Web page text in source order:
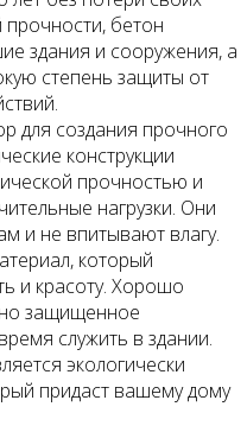
прочности, бетон
здания и сооружения, а
степень защиты от
для создания прочного
конструкции
прочностью и
нагрузки. Они
и не впитывают влагу.
который
и красоту. Хорошо
защищенное
служить в здании.
экологически
придаст вашему дому